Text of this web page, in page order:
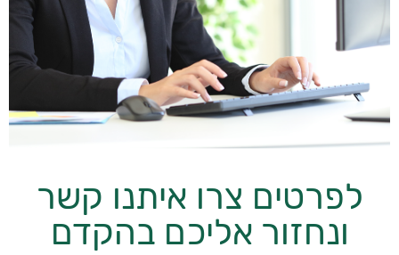
לפרטים צרו איתנו קשר
ונחזור אליכם בהקדם